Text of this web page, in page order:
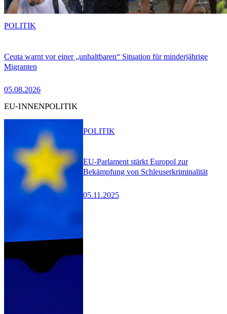
Ceuta warnt vor einer „unhaltbaren“ Situation für minderjährige
Migranten
05.08.2026
POLITIK
EU-INNENPOLITIK
EU-Parlament stärkt Europol zur
Bekämpfung von Schleuserkriminalität
05.11.2025
POLITIK